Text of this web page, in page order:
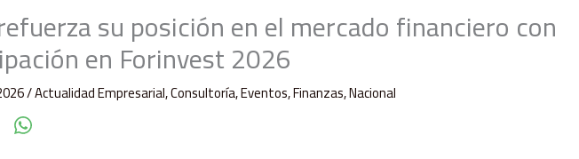
su posición en el mercado financiero con
en Forinvest 2026
/Actualidad Empresarial,Consultoría,Eventos,Finanzas,Nacional